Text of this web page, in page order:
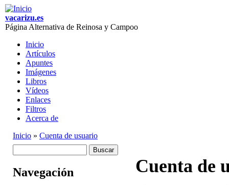
Skip to main content
vacarizu.es
Página Alternativa de Reinosa y Campoo
Main menu
Inicio
Artículos
Apuntes
Imágenes
Libros
Vídeos
Enlaces
Filtros
Acerca de
You are here
Inicio » Cuenta de usuario
búsqueda
Navegación Cuenta de